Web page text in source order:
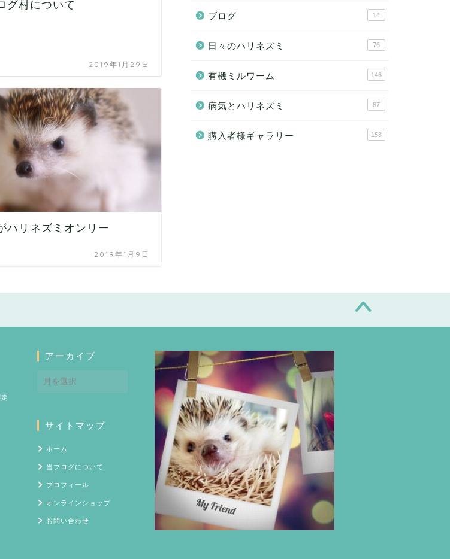
グ村について
2019年1月29日
ハリネズミオンリー
2019年1月9日
ブログ 14
日々のハリネズミ 76
有機ミルワーム 146
病気とハリネズミ 87
購入者様ギャラリー 158
アーカイブ
ア
ー
ブサイトマップ
ホーム
当ブログについて
プロフィール
オンラインショップ
お問い合わせ